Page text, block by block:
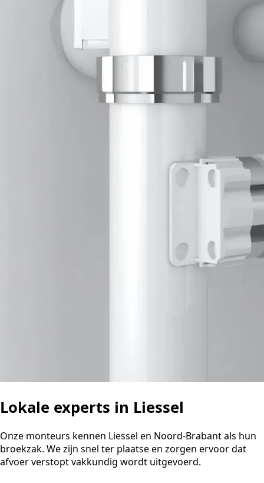
Lokale experts in Liessel
Onze monteurs kennen Liessel en Noord-Brabant als hun
broekzak. We zijn snel ter plaatse en zorgen ervoor dat
afvoer verstopt vakkundig wordt uitgevoerd.